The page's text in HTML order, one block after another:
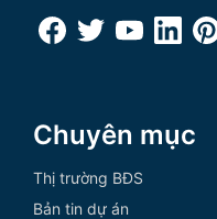
Chuyên mục
Thị trường BĐS
Bản tin dự án